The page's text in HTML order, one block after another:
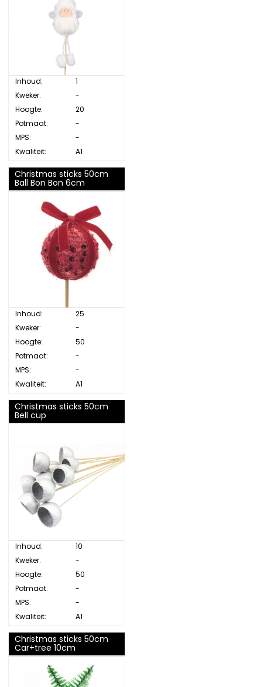
Inhoud:
1
Kweker:
-
Hoogte:
20
Potmaat:
-
MPS:
-
Kwaliteit:
A1
Christmas sticks 50cm
Ball Bon Bon 6cm
Inhoud:
25
Kweker:
-
Hoogte:
50
Potmaat:
-
MPS:
-
Kwaliteit:
A1
Christmas sticks 50cm
Bell cup
Inhoud:
10
Kweker:
-
Hoogte:
50
Potmaat:
-
MPS:
-
Kwaliteit:
A1
Christmas sticks 50cm
Car+tree 10cm